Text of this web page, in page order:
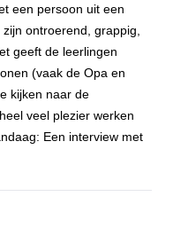
een persoon uit een
ontroerend, grappig,
geeft de leerlingen
(vaak de Opa en
kijken naar de
veel plezier werken
Een interview met